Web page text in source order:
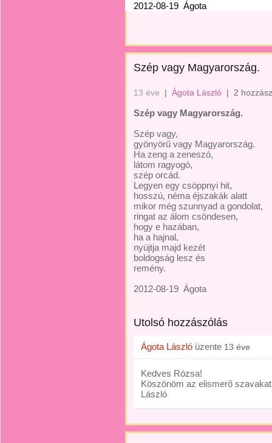
2012-08-19 Ágota
Szép vagy Magyarország.
13 éve | Ágota László | 2
Szép vagy Magyarország.
Szép vagy,
gyönyörű vagy Magyarország.
Ha zeng a zeneszó,
látom ragyogó,
szép orcád.
Legyen egy csöppnyi hit,
hosszú, néma éjszakák alatt
mikor még szunnyad a gondolat,
ringat az álom csöndesen,
hogy e hazában,
ha a hajnal,
nyújtja majd kezét
boldogság lesz és
remény.
2012-08-19 Ágota
Utolsó hozzászólás
Ágota László üzente 13 éve
Kedves Rózsa!
Köszönöm az elismerő
László